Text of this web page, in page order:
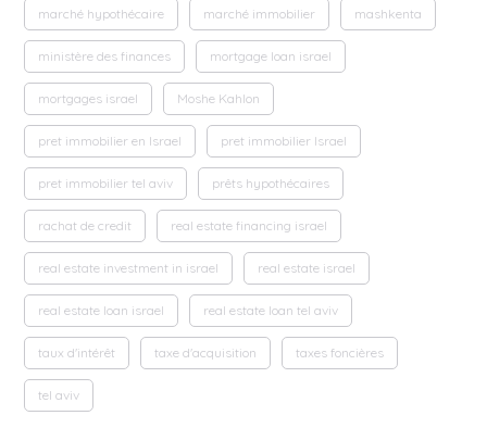
marché hypothécaire marché immobilier mashkenta
ministère des finances mortgage loan israel
mortgages israel Moshe Kahlon
pret immobilier en Israel pret immobilier Israel
pret immobilier tel aviv prêts hypothécaires
rachat de credit real estate financing israel
real estate investment in israel real estate israel
real estate loan israel real estate loan tel aviv
taux d'intérêt taxe d'acquisition taxes foncières
tel aviv